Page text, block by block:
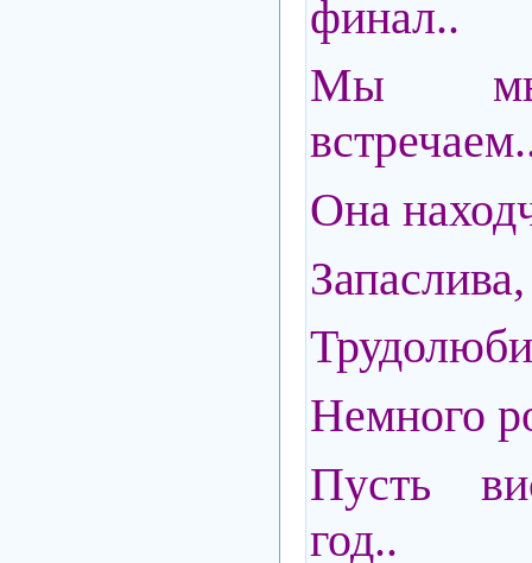
финал..
Мы
Она
Немного
Пусть
год..